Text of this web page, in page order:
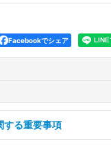
Facebookでシェア
する重要事項